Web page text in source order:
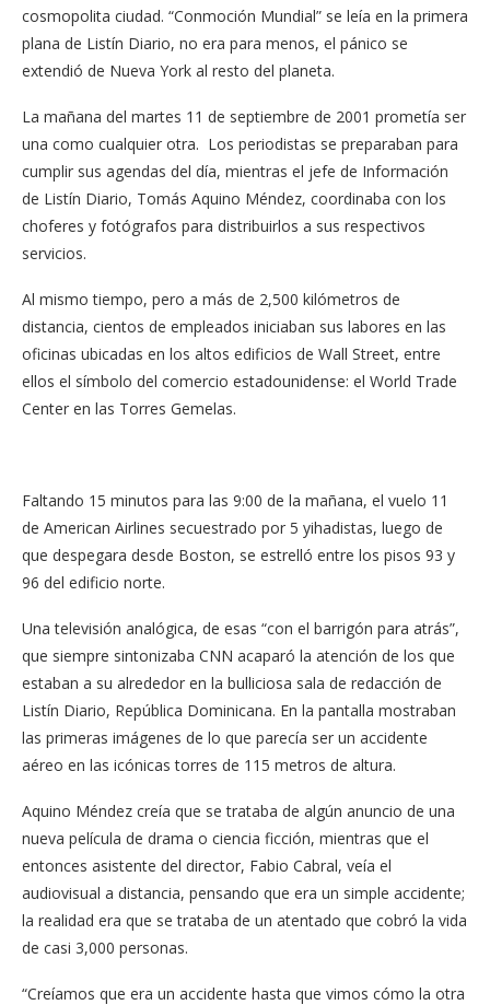
cosmopolita ciudad. “Conmoción Mundial” se leía en la primera
plana de Listín Diario, no era para menos, el pánico se
extendió de Nueva York al resto del planeta.
La mañana del martes 11 de septiembre de 2001 prometía ser
una como cualquier otra. Los periodistas se preparaban para
cumplir sus agendas del día, mientras el jefe de Información
de Listín Diario, Tomás Aquino Méndez, coordinaba con los
choferes y fotógrafos para distribuirlos a sus respectivos
servicios.
Al mismo tiempo, pero a más de 2,500 kilómetros de
distancia, cientos de empleados iniciaban sus labores en las
oficinas ubicadas en los altos edificios de Wall Street, entre
ellos el símbolo del comercio estadounidense: el World Trade
Center en las Torres Gemelas.
Faltando 15 minutos para las 9:00 de la mañana, el vuelo 11
de American Airlines secuestrado por 5 yihadistas, luego de
que despegara desde Boston, se estrelló entre los pisos 93 y
96 del edificio norte.
Una televisión analógica, de esas “con el barrigón para atrás”,
que siempre sintonizaba CNN acaparó la atención de los que
estaban a su alrededor en la bulliciosa sala de redacción de
Listín Diario, República Dominicana. En la pantalla mostraban
las primeras imágenes de lo que parecía ser un accidente
aéreo en las icónicas torres de 115 metros de altura.
Aquino Méndez creía que se trataba de algún anuncio de una
nueva película de drama o ciencia ficción, mientras que el
entonces asistente del director, Fabio Cabral, veía el
audiovisual a distancia, pensando que era un simple accidente;
la realidad era que se trataba de un atentado que cobró la vida
de casi 3,000 personas.
“Creíamos que era un accidente hasta que vimos cómo la otra